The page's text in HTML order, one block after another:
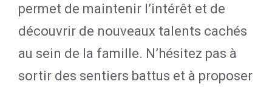
permet de maintenir l’intérêt et de
découvrir de nouveaux talents cachés
au sein de la famille. N’hésitez pas à
sortir des sentiers battus et à proposer